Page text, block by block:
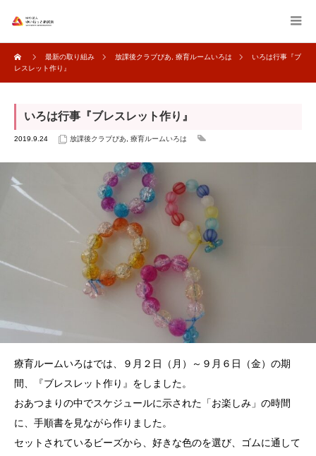
最新の取り組み 放課後クラブぴあ 療育ルームいろは
いろは行事『ブ
レスレット作り』
いろは行事『ブレスレット作り』
2019.9.24 放課後クラブぴあ 療育ルームいろは
療育ルームいろはでは、９月２日（月）～９月６日（金）の期
間、『ブレスレット作り』をしました。
おあつまりの中でスケジュールに示された「お楽しみ」の時間
に、手順書を見ながら作りました。
セットされているビーズから、好きな色のを選び、ゴムに通して